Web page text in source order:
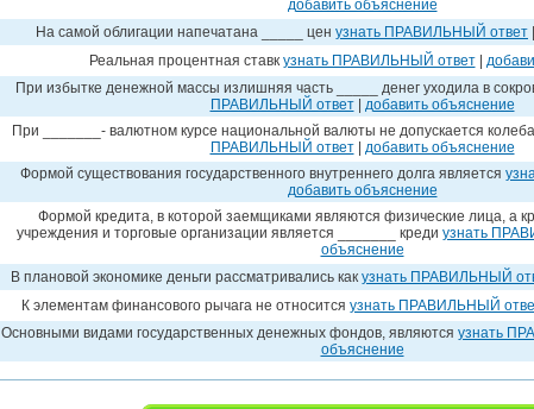
добавить объяснение
На самой облигации напечатана _____ цен узнать ПРАВИЛЬНЫЙ ответ
Реальная процентная ставк узнать ПРАВИЛЬНЫЙ ответ|
При избытке денежной массы излишняя часть _____ денег уходила в
ПРАВИЛЬНЫЙ ответ| добавить объяснение
При _______- валютном курсе национальной валюты не допускается
ПРАВИЛЬНЫЙ ответ| добавить объяснение
Формой существования государственного внутреннего долга является
добавить объяснение
Формой кредита, в которой заемщиками являются физические лица, а
учреждения и торговые организации является _______ креди узнать
объяснение
В плановой экономике деньги рассматривались как узнать ПРАВИЛЬНЫЙ
К элементам финансового рычага не относится узнать ПРАВИЛЬНЫЙ
Основными видами государственных денежных фондов, являются узнать
объяснение